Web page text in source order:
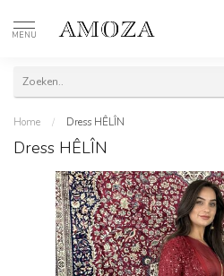
MENU
Home / Dress HÊLÎN
Dress HÊLÎN